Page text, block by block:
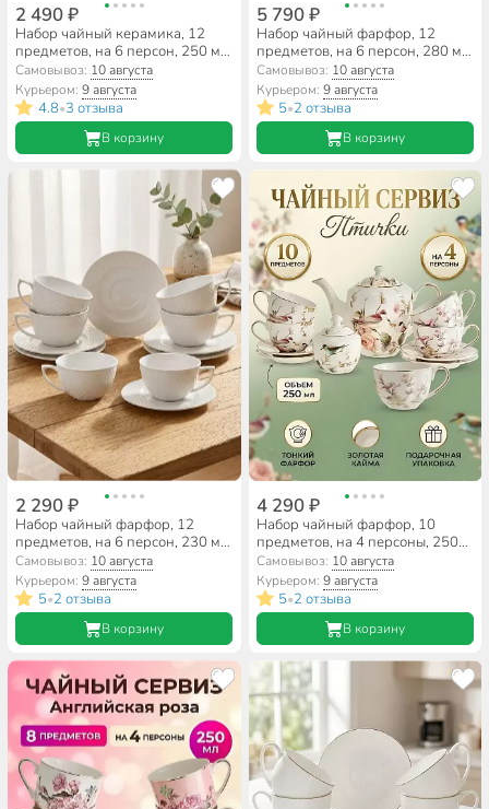
2 490 ₽
Набор чайный керамика, 12
предметов, на 6 персон, 250 мл,
металлическая подставка, ТМ
Глория, Bonjart, 958-6MS,
подарочная упаковка
Самовывоз: 10 августа
Курьером:9 августа
4.8•3 отзыва
В корзину
5 790 ₽
Набор чайный фарфор, 12
предметов, на 6 персон, 280 мл,
Lefard, Фабьен, 760-463,
подарочная упаковка
Самовывоз: 10 августа
Курьером: 9 августа
5•2 отзыва
В корзину
2 290 ₽
Набор чайный фарфор, 12
предметов, на 6 персон, 230 мл,
Lefard, Диаманд, 359-327,
подарочная упаковка
Самовывоз: 10 августа
Курьером:9 августа
5•2 отзыва
В корзину
4 290 ₽
Набор чайный фарфор, 10
предметов, на 4 персоны, 250
мл, Птички, МЛ124P/10,
подарочная упаковка
Самовывоз: 10 августа
Курьером: 9 августа
5•2 отзыва
В корзину